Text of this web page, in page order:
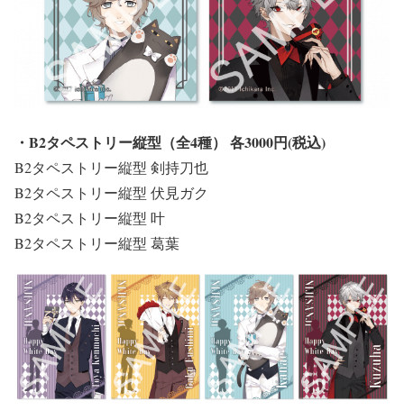
・B2タペストリー縦型（全4種） 各3000円(税込)
B2タペストリー縦型 剣持刀也
B2タペストリー縦型 伏見ガク
B2タペストリー縦型 叶
B2タペストリー縦型 葛葉